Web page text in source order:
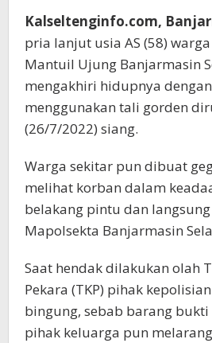
Kalseltenginfo.com,
pria lanjut usia AS (58)
Mantuil Ujung Banjarmasin
mengakhiri hidupnya
menggunakan tali gorden
(26/7/2022) siang.
Warga sekitar pun dibuat
melihat korban dalam
belakang pintu dan
Mapolsekta Banjarmasin
Saat hendak dilakukan olah
Pekara (TKP) pihak
bingung, sebab barang
pihak keluarga pun